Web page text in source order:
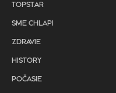
TOPSTAR
SME CHLAPI
ZDRAVIE
HISTORY
POČASIE